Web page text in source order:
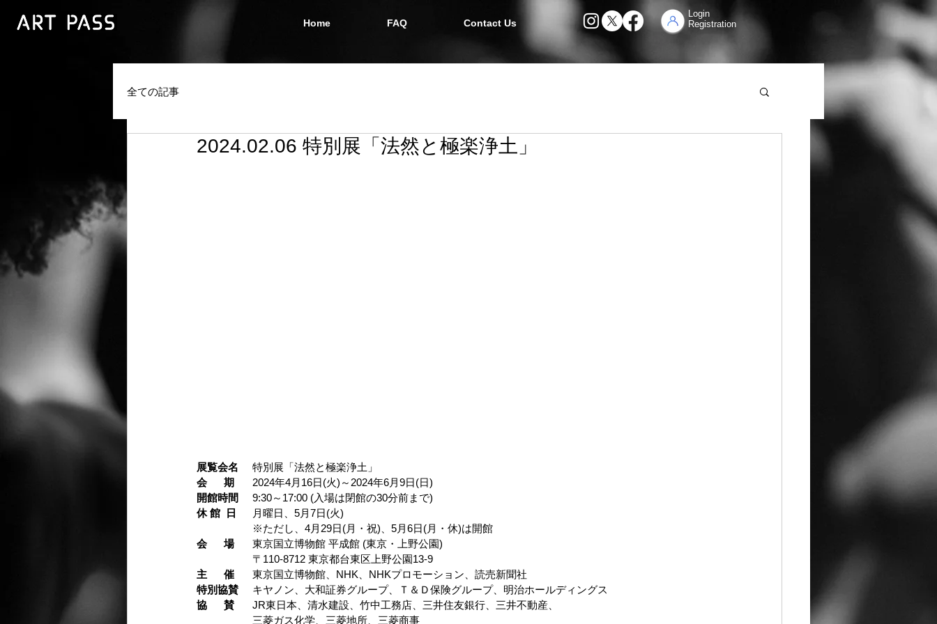
Home FAQ Contact Us
Login
Registration
全ての記事
2024.02.06 特別展「法然と極楽浄土」
展覧会名
	特別展「法然と極楽浄土」
会      期
	2024年4月16日(火)～2024年6月9日(日)
開館時間
	9:30～17:00 (入場は閉館の30分前まで)
休 館  日
	月曜日、5月7日(火)
		※ただし、4月29日(月・祝)、5月6日(月・休)は開館
会      場
	東京国立博物館 平成館 (東京・上野公園)
		〒110-8712 東京都台東区上野公園13-9
主      催
	東京国立博物館、NHK、NHKプロモーション、読売新聞社
特別協賛
	キヤノン、大和証券グループ、Ｔ＆Ｄ保険グループ、明治ホールディングス
協      賛
	JR東日本、清水建設、竹中工務店、三井住友銀行、三井不動産、
		三菱ガス化学、三菱地所、三菱商事